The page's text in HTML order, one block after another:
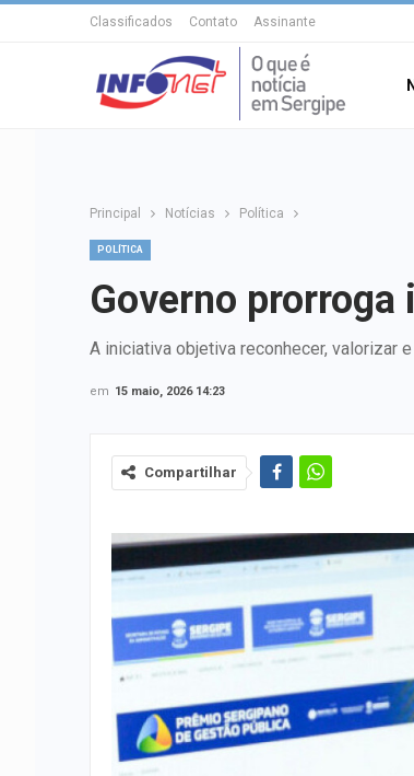
Classificados Contato Assinante
Principal Notícias Política
POLÍTICA
Governo
A iniciativa objetiva reconhecer, valorizar
em 15 maio, 2026 14:23
Compartilhar